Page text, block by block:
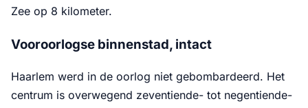
Zee op 8 kilometer.
Vooroorlogse binnenstad, intact
Haarlem werd in de oorlog niet gebombardeerd. Het
centrum is overwegend zeventiende- tot negentiende-